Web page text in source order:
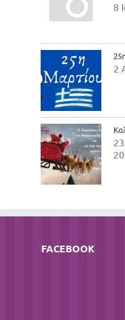
8
2
FACEBOOK